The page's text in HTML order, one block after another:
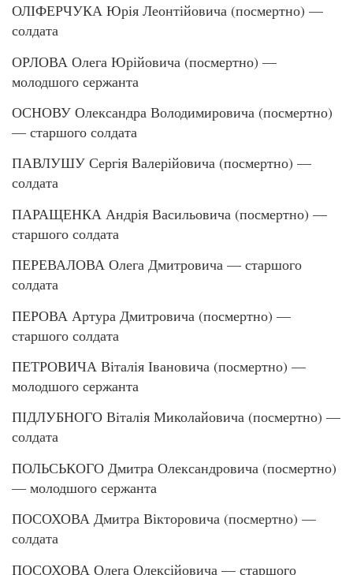
ОЛІФЕРЧУКА Юрія Леонтійовича (посмертно) —
солдата
ОРЛОВА Олега Юрійовича (посмертно) —
молодшого сержанта
ОСНОВУ Олександра Володимировича (посмертно)
— старшого солдата
ПАВЛУШУ Сергія Валерійовича (посмертно) —
солдата
ПАРАЩЕНКА Андрія Васильовича (посмертно) —
старшого солдата
ПЕРЕВАЛОВА Олега Дмитровича — старшого
солдата
ПЕРОВА Артура Дмитровича (посмертно) —
старшого солдата
ПЕТРОВИЧА Віталія Івановича (посмертно) —
молодшого сержанта
ПІДЛУБНОГО Віталія Миколайовича (посмертно) —
солдата
ПОЛЬСЬКОГО Дмитра Олександровича (посмертно)
— молодшого сержанта
ПОСОХОВА Дмитра Вікторовича (посмертно) —
солдата
ПОСОХОВА Олега Олексійовича — старшого